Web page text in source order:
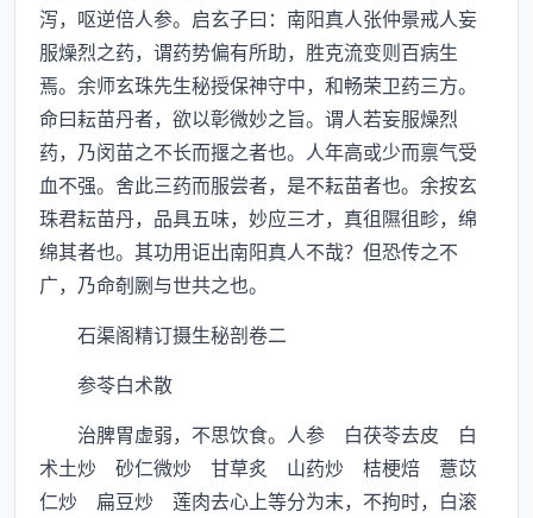
泻，呕逆倍人参。启玄子曰：南阳真人张仲景戒人妄
服燥烈之药，谓药势偏有所助，胜克流变则百病生
焉。余师玄珠先生秘授保神守中，和畅荣卫药三方。
命曰耘苗丹者，欲以彰微妙之旨。谓人若妄服燥烈
药，乃闵苗之不长而揠之者也。人年高或少而禀气受
血不强。舍此三药而服尝者，是不耘苗者也。余按玄
珠君耘苗丹，品具五味，妙应三才，真徂隰徂畛，绵
绵其者也。其功用讵出南阳真人不哉？但恐传之不
广，乃命剞劂与世共之也。
石渠阁精订摄生秘剖卷二
参苓白术散
治脾胃虚弱，不思饮食。人参 白茯苓去皮 白
术土炒 砂仁微炒 甘草炙 山药炒 桔梗焙 薏苡
仁炒 扁豆炒 莲肉去心上等分为末，不拘时，白滚